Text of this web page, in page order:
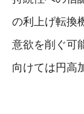
の利上げ転換
意欲を削ぐ可
向けては円高